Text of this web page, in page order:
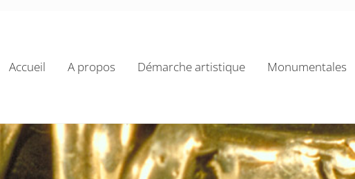
Accueil A propos Démarche artistique Monumentales